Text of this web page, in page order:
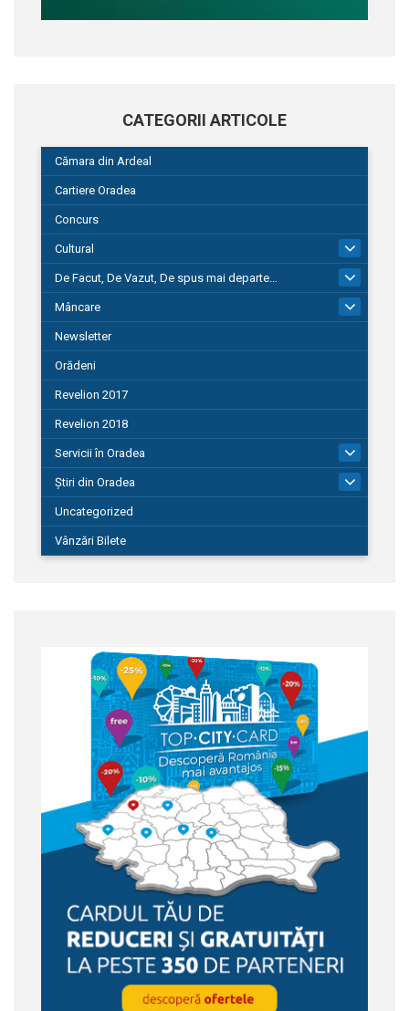
CATEGORII ARTICOLE
Cămara din Ardeal
Cartiere Oradea
Concurs
Cultural
De Facut, De Vazut, De spus mai departe…
580
Mâncare
Newsletter
Orădeni
Revelion 2017
Revelion 2018
Servicii în Oradea
Știri din Oradea
Uncategorized
Vânzări Bilete